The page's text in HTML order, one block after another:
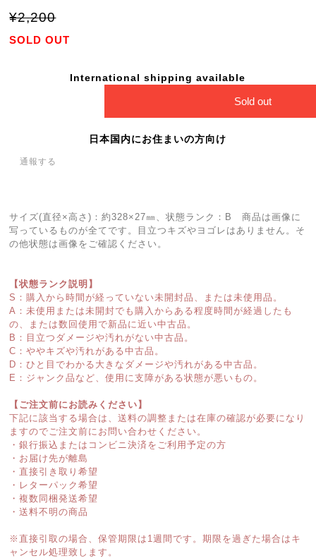
¥2,200
SOLD OUT
International shipping available
Sold out
日本国内にお住まいの方向け
通報する
サイズ(直径×高さ)：約328×27㎜、状態ランク：B 商品は画像に
写っているものが全てです。目立つキズやヨゴレはありません。そ
の他状態は画像をご確認ください。
【状態ランク説明】
S：購入から時間が経っていない未開封品、または未使用品。
A：未使用または未開封でも購入からある程度時間が経過したも
の、または数回使用で新品に近い中古品。
B：目立つダメージや汚れがない中古品。
C：ややキズや汚れがある中古品。
D：ひと目でわかる大きなダメージや汚れがある中古品。
E：ジャンク品など、使用に支障がある状態が悪いもの。
【ご注文前にお読みください】
下記に該当する場合は、送料の調整または在庫の確認が必要になり
ますのでご注文前にお問い合わせください。
・銀行振込またはコンビニ決済をご利用予定の方
・お届け先が離島
・直接引き取り希望
・レターパック希望
・複数同梱発送希望
・送料不明の商品
※直接引取の場合、保管期限は1週間です。期限を過ぎた場合はキ
ャンセル処理致します。